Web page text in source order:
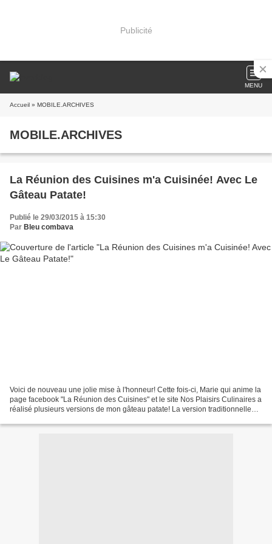
Publicité
MENU
Accueil » MOBILE.ARCHIVES
MOBILE.ARCHIVES
La Réunion des Cuisines m'a Cuisinée! Avec Le
Gâteau Patate!
Publié le 29/03/2015 à 15:30
Par Bleu combava
Voici de nouveau une jolie mise à l'honneur! Cette fois-ci, Marie qui anime la
page facebook "La Réunion des Cuisines" et le site Nos Plaisirs Culinaires a
réalisé plusieurs versions de mon gâteau patate! La version traditionnelle